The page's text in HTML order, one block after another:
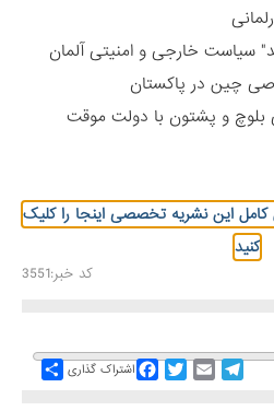
سیاست خارجی و امنیتی آلمان
چین در پاکستان
بلوچ و پشتون با دولت موقت
کامل این نشریه تخصصی اینجا را کلیک
کنید
کد خبر:3551
Share اشتراک گذاری
FacebookTwitterEmail
Telegram